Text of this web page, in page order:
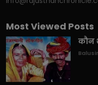
Most Viewed Posts
कौन